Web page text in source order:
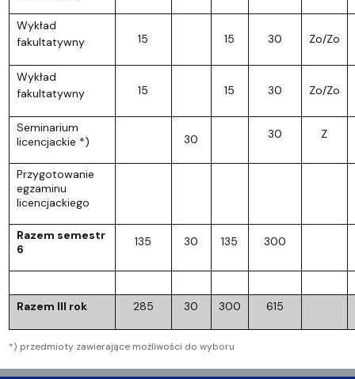
Wykład
fakultatywny
15 15 30 Zo/Zo
Wykład
fakultatywny
15 15 30 Zo/Zo
Seminarium
licencjackie *)
30 30 Z
Przygotowanie
egzaminu
licencjackiego
Razem semestr
6
135 30 135 300
Razem III rok 285 30 300 615
*) przedmioty zawierające możliwości do wyboru